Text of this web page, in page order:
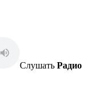
Слушать Радио